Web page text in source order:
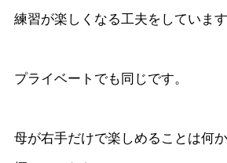
練習が楽しくなる工夫をしています
プライベートでも同じです。
母が右手だけで楽しめることは何